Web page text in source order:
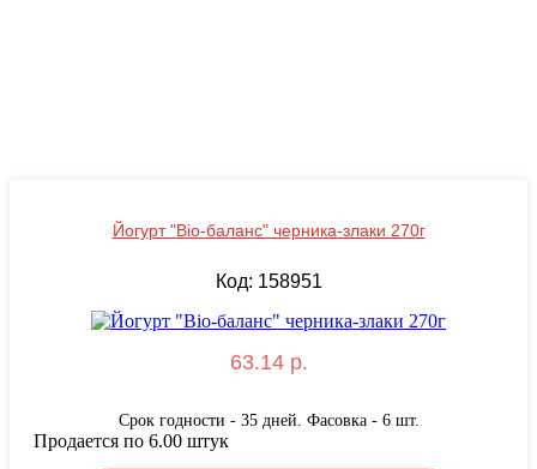
Йогурт "Bio-баланс" черника-злаки 270г
Код: 158951
63.14 р.
Срок годности - 35 дней. Фасовка - 6 шт.
Продается по 6.00 штук